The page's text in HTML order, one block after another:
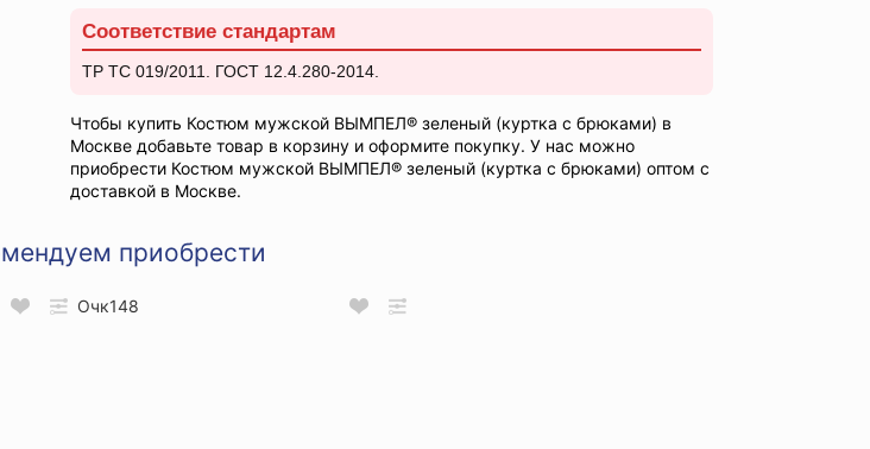
Соответствие стандартам
ТР ТС 019/2011. ГОСТ 12.4.280-2014.
Чтобы купить Костюм мужской ВЫМПЕЛ® зеленый (куртка с брюками) в
Москве добавьте товар в корзину и оформите покупку. У нас можно
приобрести Костюм мужской ВЫМПЕЛ® зеленый (куртка с брюками) оптом с
доставкой в Москве.
приобрести
Очк148